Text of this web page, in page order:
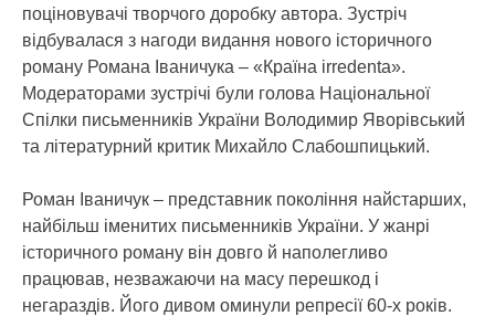
поціновувачі творчого доробку автора. Зустріч
відбувалася з нагоди видання нового історичного
роману Романа Іваничука – «Країна irredenta».
Модераторами зустрічі були голова Національної
Спілки письменників України Володимир Яворівський
та літературний критик Михайло Слабошпицький.
Роман Іваничук – представник покоління найстарших,
найбільш іменитих письменників України. У жанрі
історичного роману він довго й наполегливо
працював, незважаючи на масу перешкод і
негараздів. Його дивом оминули репресії 60-х років.